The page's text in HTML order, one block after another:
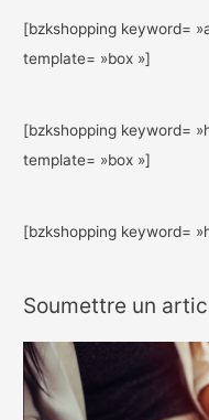
[bzkshopping keyword=
template= »box »]
[bzkshopping keyword=
template= »box »]
[bzkshopping keyword=
Soumettre un